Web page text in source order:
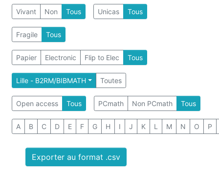
Vivant Non Tous Unicas Tous
Fragile Tous
Papier Electronic Flip to Elec Tous
Lille - B2RM/BIBMATH Toutes
Open access Tous PCmath Non PCmath Tous
A B C D E F G H I J K L M N O P
Exporter au format .csv